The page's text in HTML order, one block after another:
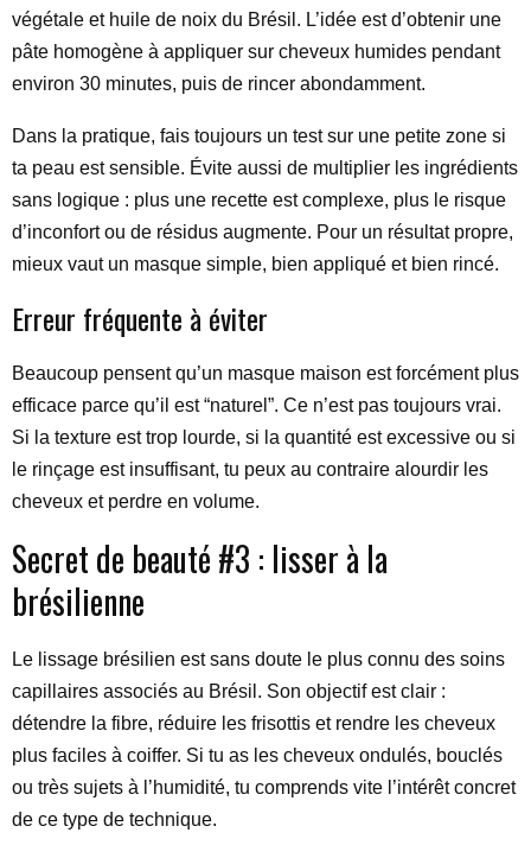
végétale et huile de noix du Brésil. L’idée est d’obtenir une
pâte homogène à appliquer sur cheveux humides pendant
environ 30 minutes, puis de rincer abondamment.
Dans la pratique, fais toujours un test sur une petite zone si
ta peau est sensible. Évite aussi de multiplier les ingrédients
sans logique : plus une recette est complexe, plus le risque
d’inconfort ou de résidus augmente. Pour un résultat propre,
mieux vaut un masque simple, bien appliqué et bien rincé.
Erreur fréquente à éviter
Beaucoup pensent qu’un masque maison est forcément plus
efficace parce qu’il est “naturel”. Ce n’est pas toujours vrai.
Si la texture est trop lourde, si la quantité est excessive ou si
le rinçage est insuffisant, tu peux au contraire alourdir les
cheveux et perdre en volume.
Secret de beauté #3 : lisser à la
brésilienne
Le lissage brésilien est sans doute le plus connu des soins
capillaires associés au Brésil. Son objectif est clair :
détendre la fibre, réduire les frisottis et rendre les cheveux
plus faciles à coiffer. Si tu as les cheveux ondulés, bouclés
ou très sujets à l’humidité, tu comprends vite l’intérêt concret
de ce type de technique.